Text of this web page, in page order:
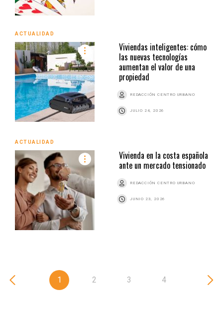
ACTUALIDAD
Viviendas inteligentes: cómo
las nuevas tecnologías
aumentan el valor de una
propiedad
REDACCIÓN CENTRO URBANO
JULIO 24, 2026
ACTUALIDAD
Vivienda en la costa española
ante un mercado tensionado
REDACCIÓN CENTRO URBANO
JUNIO 23, 2026
1 2 3 4